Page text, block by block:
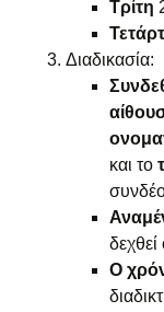
Τρίτη
Διαδικασία:
και το
Ο